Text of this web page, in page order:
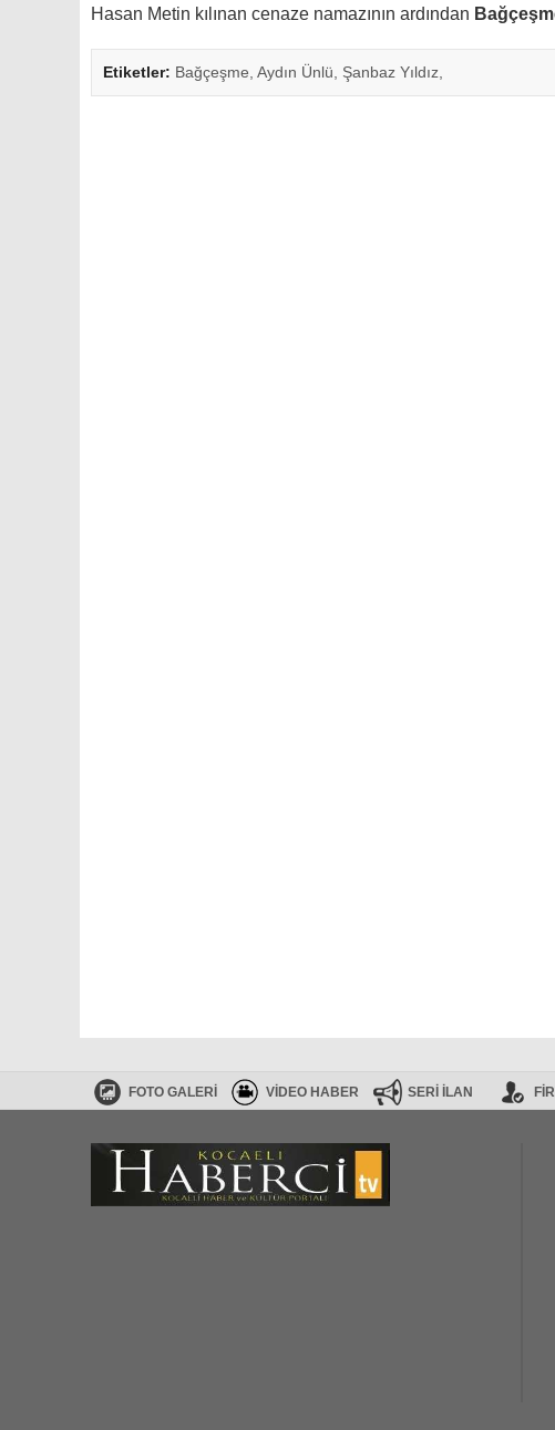
Hasan Metin kılınan cenaze namazının ardından
Etiketler: Bağçeşme, Aydın Ünlü, Şanbaz Yıldız,
FOTO GALERİ VİDEO HABER SERİ İLAN